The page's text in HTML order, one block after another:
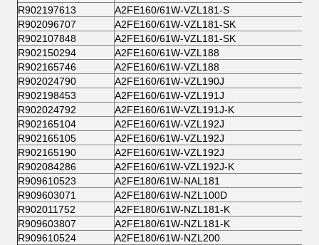
R902197613
A2FE160/61W-VZL181-S
R902096707
A2FE160/61W-VZL181-SK
R902107848
A2FE160/61W-VZL181-SK
R902150294
A2FE160/61W-VZL188
R902165746
A2FE160/61W-VZL188
R902024790
A2FE160/61W-VZL190J
R902198453
A2FE160/61W-VZL191J
R902024792
A2FE160/61W-VZL191J-K
R902165104
A2FE160/61W-VZL192J
R902165105
A2FE160/61W-VZL192J
R902165190
A2FE160/61W-VZL192J
R902084286
A2FE160/61W-VZL192J-K
R909610523
A2FE180/61W-NAL181
R909603071
A2FE180/61W-NZL100D
R902011752
A2FE180/61W-NZL181-K
R909603807
A2FE180/61W-NZL181-K
R909610524
A2FE180/61W-NZL200